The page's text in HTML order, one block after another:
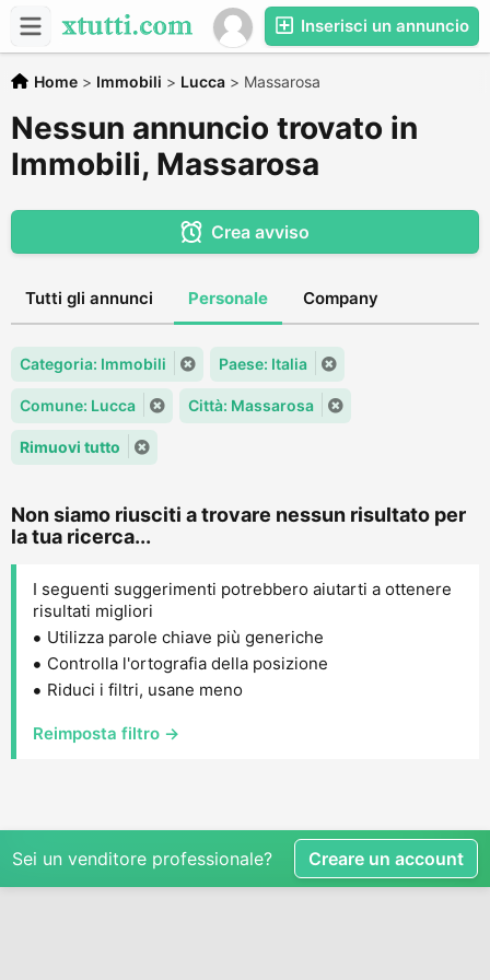
Inserisci un annuncio
Home > Immobili > Lucca > Massarosa
Nessun annuncio trovato in
Immobili, Massarosa
Crea avviso
Tutti gli annunci Personale Company
Categoria: Immobili Paese: Italia
Comune: Lucca Città: Massarosa
Rimuovi tutto
Non siamo riusciti a trovare nessun risultato per
la tua ricerca...
I seguenti suggerimenti potrebbero aiutarti a ottenere
risultati migliori
Utilizza parole chiave più generiche
Controlla l'ortografia della posizione
Riduci i filtri, usane meno
Reimposta filtro →
Sei un venditore professionale? Creare un account